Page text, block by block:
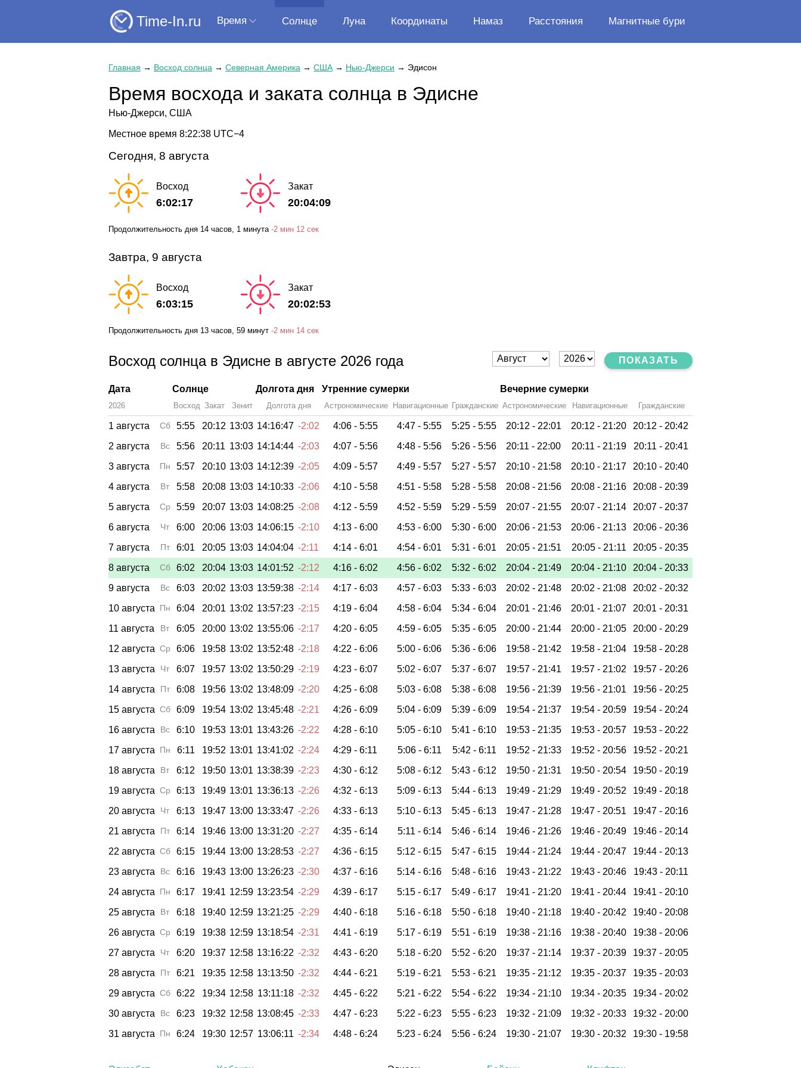
Time-In.ru Время Солнце Луна Координаты Намаз Расстояния Магнитные бури
Главная → Восход солнца → Северная Америка → США → Нью-Джерси → Эдисон
Время восхода и заката солнца в Эдисне
Нью-Джерси, США
Местное время 8:22:39 UTC−4
Сегодня, 8 августа
Восход
6:02:17
Закат
20:04:09
Продолжительность дня 14 часов , 1 минута -2 мин 12 сек
Завтра, 9 августа
Восход
6:03:15
Закат
20:02:53
Продолжительность дня 13 часов, 59 минут -2 мин 14 сек
Восход солнца в Эдисне в августе 2026 года ПОКАЗАТЬ
Дата Солнце Долгота дня Утренние сумерки Вечерние сумерки
2026 Восход Закат Зенит Долгота дня Астрономические Навигационные Гражданские Астрономические Навигационные Гражданские
1 августа Сб 5:55 20:12 13:03 14:16:47 -2:02 4:06 - 5:55 4:47 - 5:55 5:25 - 5:55 20:12 - 22:01 20:12 - 21:20 20:12 - 20:42
2 августа
Вс 5:56 20:11 13:03 14:14:44 -2:03 4:07 - 5:56 4:48 - 5:56 5:26 - 5:56 20:11 - 22:00 20:11 - 21:19 20:11 - 20:41
3 августа
Пн 5:57 20:10 13:03 14:12:39 -2:05 4:09 - 5:57 4:49 - 5:57 5:27 - 5:57 20:10 - 21:58 20:10 - 21:17 20:10 - 20:40
4 августа
Вт 5:58 20:08 13:03 14:10:33 -2:06 4:10 - 5:58 4:51 - 5:58 5:28 - 5:58 20:08 - 21:56 20:08 - 21:16 20:08 - 20:39
5 августа
Ср 5:59 20:07 13:03 14:08:25 -2:08 4:12 - 5:59 4:52 - 5:59 5:29 - 5:59 20:07 - 21:55 20:07 - 21:14 20:07 - 20:37
6 августа
Чт 6:00 20:06 13:03 14:06:15 -2:10 4:13 - 6:00 4:53 - 6:00 5:30 - 6:00 20:06 - 21:53 20:06 - 21:13 20:06 - 20:36
7 августа
Пт 6:01 20:05 13:03 14:04:04 -2:11 4:14 - 6:01 4:54 - 6:01 5:31 - 6:01 20:05 - 21:51 20:05 - 21:11 20:05 - 20:35
8 августа
Сб 6:02 20:04 13:03 14:01:52 -2:12 4:16 - 6:02 4:56 - 6:02 5:32 - 6:02 20:04 - 21:49 20:04 - 21:10 20:04 - 20:33
9 августа
Вс 6:03 20:02 13:03 13:59:38 -2:14 4:17 - 6:03 4:57 - 6:03 5:33 - 6:03 20:02 - 21:48 20:02 - 21:08 20:02 - 20:32
10 августа
Пн 6:04 20:01 13:02 13:57:23 -2:15 4:19 - 6:04 4:58 - 6:04 5:34 - 6:04 20:01 - 21:46 20:01 - 21:07 20:01 - 20:31
11 августа
Вт 6:05 20:00 13:02 13:55:06 -2:17 4:20 - 6:05 4:59 - 6:05 5:35 - 6:05 20:00 - 21:44 20:00 - 21:05 20:00 - 20:29
12 августа Ср 6:06 19:58 13:02 13:52:48 -2:18 4:22 - 6:06 5:00 - 6:06 5:36 - 6:06 19:58 - 21:42 19:58 - 21:04 19:58 - 20:28
13 августа
Чт 6:07 19:57 13:02 13:50:29 -2:19 4:23 - 6:07 5:02 - 6:07 5:37 - 6:07 19:57 - 21:41 19:57 - 21:02 19:57 - 20:26
14 августа
Пт 6:08 19:56 13:02 13:48:09 -2:20 4:25 - 6:08 5:03 - 6:08 5:38 - 6:08 19:56 - 21:39 19:56 - 21:01 19:56 - 20:25
15 августа Сб 6:09 19:54 13:02 13:45:48 -2:21 4:26 - 6:09 5:04 - 6:09 5:39 - 6:09 19:54 - 21:37 19:54 - 20:59 19:54 - 20:24
16 августа
Вс 6:10 19:53 13:01 13:43:26 -2:22 4:28 - 6:10 5:05 - 6:10 5:41 - 6:10 19:53 - 21:35 19:53 - 20:57 19:53 - 20:22
17 августа
Пн 6:11 19:52 13:01 13:41:02 -2:24 4:29 - 6:11 5:06 - 6:11 5:42 - 6:11 19:52 - 21:33 19:52 - 20:56 19:52 - 20:21
18 августа
Вт 6:12 19:50 13:01 13:38:39 -2:23 4:30 - 6:12 5:08 - 6:12 5:43 - 6:12 19:50 - 21:31 19:50 - 20:54 19:50 - 20:19
19 августа Ср 6:13 19:49 13:01 13:36:13 -2:26 4:32 - 6:13 5:09 - 6:13 5:44 - 6:13 19:49 - 21:29 19:49 - 20:52 19:49 - 20:18
20 августа
Чт 6:13 19:47 13:00 13:33:47 -2:26 4:33 - 6:13 5:10 - 6:13 5:45 - 6:13 19:47 - 21:28 19:47 - 20:51 19:47 - 20:16
21 августа
Пт 6:14 19:46 13:00 13:31:20 -2:27 4:35 - 6:14 5:11 - 6:14 5:46 - 6:14 19:46 - 21:26 19:46 - 20:49 19:46 - 20:14
22 августа Сб 6:15 19:44 13:00 13:28:53 -2:27 4:36 - 6:15 5:12 - 6:15 5:47 - 6:15 19:44 - 21:24 19:44 - 20:47 19:44 - 20:13
23 августа
Вс 6:16 19:43 13:00 13:26:23 -2:30 4:37 - 6:16 5:14 - 6:16 5:48 - 6:16 19:43 - 21:22 19:43 - 20:46 19:43 - 20:11
24 августа
Пн 6:17 19:41 12:59 13:23:54 -2:29 4:39 - 6:17 5:15 - 6:17 5:49 - 6:17 19:41 - 21:20 19:41 - 20:44 19:41 - 20:10
25 августа
Вт 6:18 19:40 12:59 13:21:25 -2:29 4:40 - 6:18 5:16 - 6:18 5:50 - 6:18 19:40 - 21:18 19:40 - 20:42 19:40 - 20:08
26 августа Ср 6:19 19:38 12:59 13:18:54 -2:31 4:41 - 6:19 5:17 - 6:19 5:51 - 6:19 19:38 - 21:16 19:38 - 20:40 19:38 - 20:06
27 августа
Чт 6:20 19:37 12:58 13:16:22 -2:32 4:43 - 6:20 5:18 - 6:20 5:52 - 6:20 19:37 - 21:14 19:37 - 20:39 19:37 - 20:05
28 августа
Пт 6:21 19:35 12:58 13:13:50 -2:32 4:44 - 6:21 5:19 - 6:21 5:53 - 6:21 19:35 - 21:12 19:35 - 20:37 19:35 - 20:03
29 августа Сб 6:22 19:34 12:58 13:11:18 -2:32 4:45 - 6:22 5:21 - 6:22 5:54 - 6:22 19:34 - 21:10 19:34 - 20:35 19:34 - 20:02
30 августа
Вс 6:23 19:32 12:58 13:08:45 -2:33 4:47 - 6:23 5:22 - 6:23 5:55 - 6:23 19:32 - 21:09 19:32 - 20:33 19:32 - 20:00
31 августа
Пн 6:24 19:30 12:57 13:06:11 -2:34 4:48 - 6:24 5:23 - 6:24 5:56 - 6:24 19:30 - 21:07 19:30 - 20:32 19:30 - 19:58